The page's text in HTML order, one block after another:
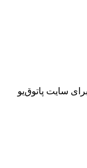
سایت پاتوق‌یو